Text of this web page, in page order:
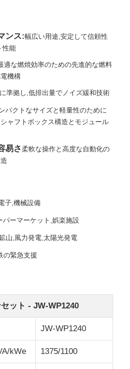
機セット
ーターセット
ト
ンス:幅広い用途,安定して信頼性
性能
適な燃焼効率のための先進的な燃料
機構
準拠し,低排出量でノイズ緩和技術
パクトなサイズと軽量性のために
ャフトボックス構造とモジュール
易さ柔軟な操作と高度な自動化の
子,機械設備
パーマーケット,娯楽施設
山,風力発電,太陽光発電
の緊急支援
ット - JW-WP1240
JW-WP1240
kWe 1375/1100